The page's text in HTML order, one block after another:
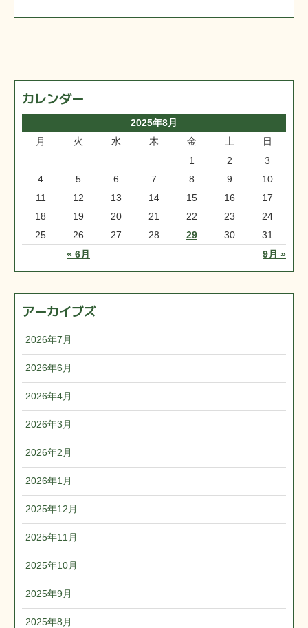
カレンダー
2025年8月
月
火 水 木 金 土 日
« 6月 9月 »
1 2
3
4
5 6 7 8 9
10
11
12 13 14 15 16
17
18
19 20 21 22 23
24
25
26 27 28 29 30 31
アーカイブズ
2026年7月
2026年6月
2026年4月
2026年3月
2026年2月
2026年1月
2025年12月
2025年11月
2025年10月
2025年9月
2025年8月